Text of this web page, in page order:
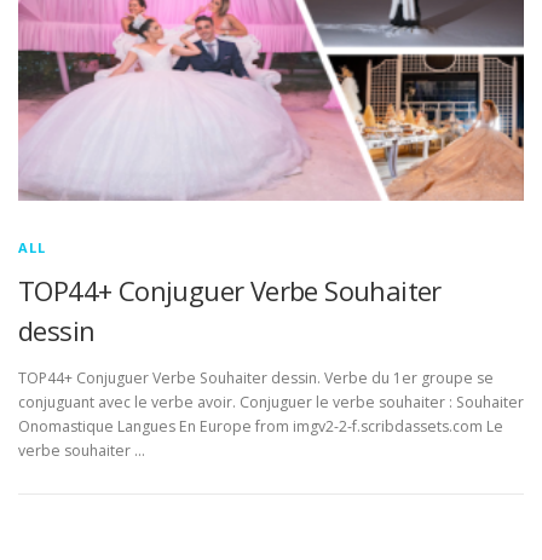
ALL
TOP44+ Conjuguer Verbe Souhaiter
dessin
TOP44+ Conjuguer Verbe Souhaiter dessin. Verbe du 1er groupe se
conjuguant avec le verbe avoir. Conjuguer le verbe souhaiter : Souhaiter
Onomastique Langues En Europe from imgv2-2-f.scribdassets.com Le
verbe souhaiter …